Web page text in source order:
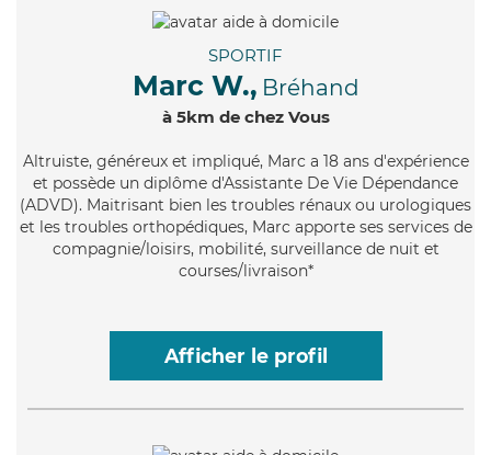
SPORTIF
Marc W., Bréhand
à 5km de chez Vous
Altruiste, généreux et impliqué, Marc a 18 ans d'expérience
et possède un diplôme d'Assistante De Vie Dépendance
(ADVD). Maitrisant bien les troubles rénaux ou urologiques
et les troubles orthopédiques, Marc apporte ses services de
compagnie/loisirs, mobilité, surveillance de nuit et
courses/livraison*
Afficher le profil